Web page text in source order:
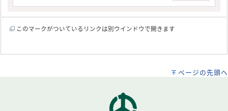
このマークがついているリンクは別ウインドウで開きます
ページの先頭へ